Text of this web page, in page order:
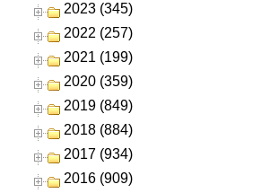
2023 (345)
2022 (257)
2021 (199)
2020 (359)
2019 (849)
2018 (884)
2017 (934)
2016 (909)